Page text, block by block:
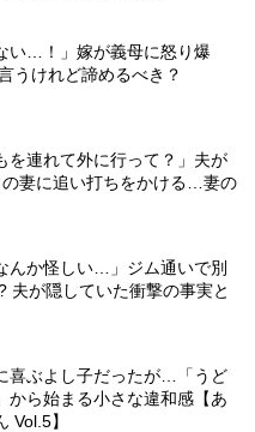
い…！」嫁が義母に怒り爆
うけれど諦めるべき？
を連れて外に行って？」夫が
妻に追い打ちをかける…妻の
んか怪しい…」ジム通いで別
夫が隠していた衝撃の事実と
喜ぶよし子だったが…「うど
から始まる小さな違和感【あ
Vol.5】